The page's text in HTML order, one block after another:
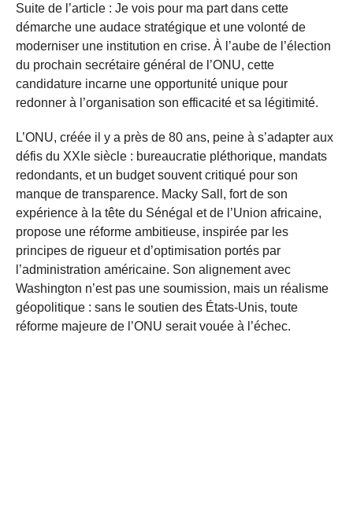
Suite de l’article : Je vois pour ma part dans cette
démarche une audace stratégique et une volonté de
moderniser une institution en crise. À l’aube de l’élection
du prochain secrétaire général de l’ONU, cette
candidature incarne une opportunité unique pour
redonner à l’organisation son efficacité et sa légitimité.
L’ONU, créée il y a près de 80 ans, peine à s’adapter aux
défis du XXIe siècle : bureaucratie pléthorique, mandats
redondants, et un budget souvent critiqué pour son
manque de transparence. Macky Sall, fort de son
expérience à la tête du Sénégal et de l’Union africaine,
propose une réforme ambitieuse, inspirée par les
principes de rigueur et d’optimisation portés par
l’administration américaine. Son alignement avec
Washington n’est pas une soumission, mais un réalisme
géopolitique : sans le soutien des États-Unis, toute
réforme majeure de l’ONU serait vouée à l’échec.